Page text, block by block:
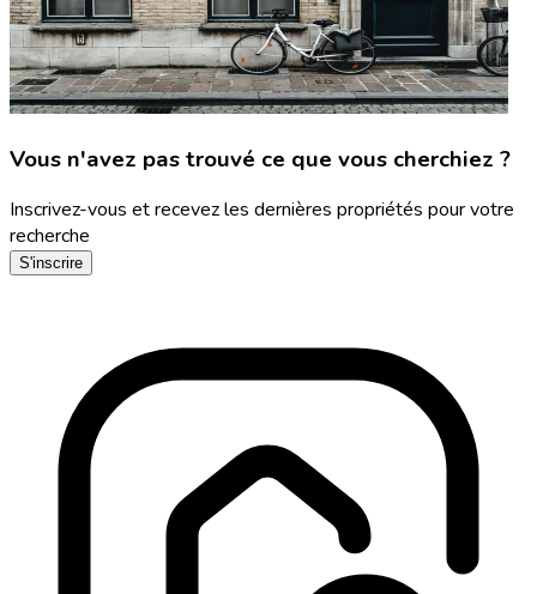
Vous n'avez pas trouvé ce que vous cherchiez ?
Inscrivez-vous et recevez les dernières propriétés pour votre
recherche
S'inscrire